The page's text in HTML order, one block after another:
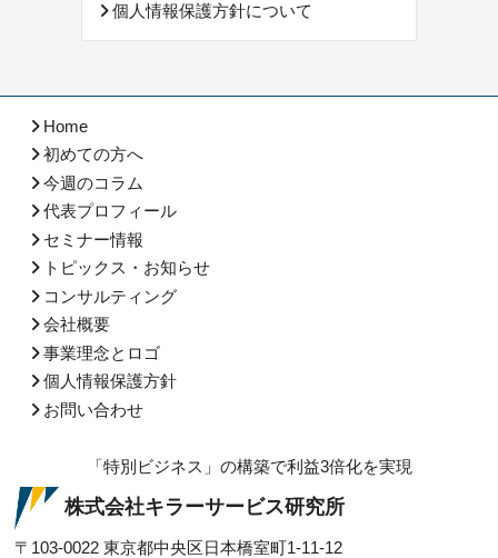
個人情報保護方針について
Home
初めての方へ
今週のコラム
代表プロフィール
セミナー情報
トピックス・お知らせ
コンサルティング
会社概要
事業理念とロゴ
個人情報保護方針
お問い合わせ
「特別ビジネス」の構築で利益3倍化を実現
株式会社キラーサービス研究所
〒103-0022 東京都中央区日本橋室町1-11-12